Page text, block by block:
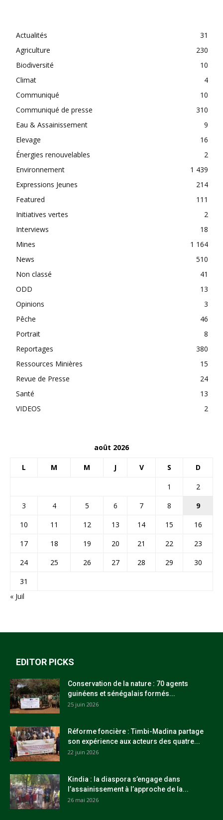
Actualités
31
Agriculture
230
Biodiversité
10
Climat
4
Communiqué
10
Communiqué de presse
310
Eau & Assainissement
9
Elevage
16
Énergies renouvelables
2
Environnement
1 439
Expressions Jeunes
214
Featured
111
Initiatives vertes
2
Interviews
18
Mines
1 164
News
510
Non classé
41
ODD
13
Opinions
3
Pêche
46
Portrait
8
Reportages
380
Ressources Minières
15
Revue de Presse
24
Santé
13
VIDEOS
2
août 2026
L M M J V S D
1
2
3
4 5 6 7 8
9
10
11 12 13 14 15
16
17
18 19 20 21 22
23
24
25 26 27 28 29
30
31
« Juil
EDITOR PICKS
Conservation de la nature : 70 agents
guinéens et sénégalais formés...
25 juin 2026
Réforme foncière : Timbi-Madina partage
son expérience aux acteurs des quatre...
22 juin 2026
Kindia : la diaspora s’engage dans
l’assainissement à l’approche de la...
26 mai 2026